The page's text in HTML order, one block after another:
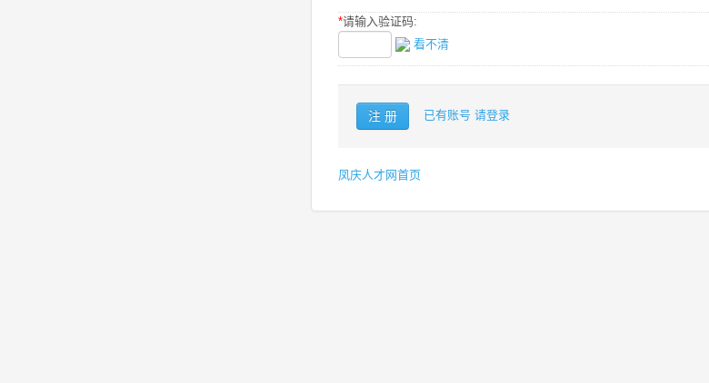
*请输入验证码:
看不清
已有账号 请登录
凤庆人才网首页